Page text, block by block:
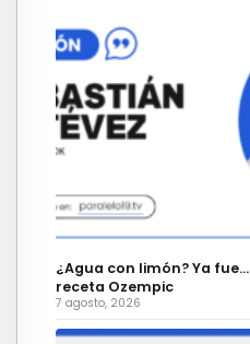
¿Agua con limón? Ya
receta Ozempic
7 agosto, 2026